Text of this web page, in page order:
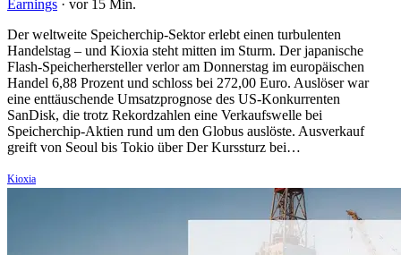
Earnings · vor 15 Min.
Der weltweite Speicherchip-Sektor erlebt einen turbulenten
Handelstag – und Kioxia steht mitten im Sturm. Der japanische
Flash-Speicherhersteller verlor am Donnerstag im europäischen
Handel 6,88 Prozent und schloss bei 272,00 Euro. Auslöser war
eine enttäuschende Umsatzprognose des US-Konkurrenten
SanDisk, die trotz Rekordzahlen eine Verkaufswelle bei
Speicherchip-Aktien rund um den Globus auslöste. Ausverkauf
greift von Seoul bis Tokio über Der Kurssturz bei…
Kioxia